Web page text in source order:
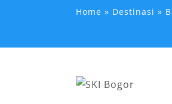
Home Destinasi